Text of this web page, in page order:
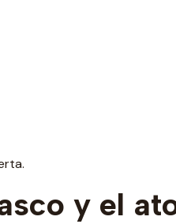
y el